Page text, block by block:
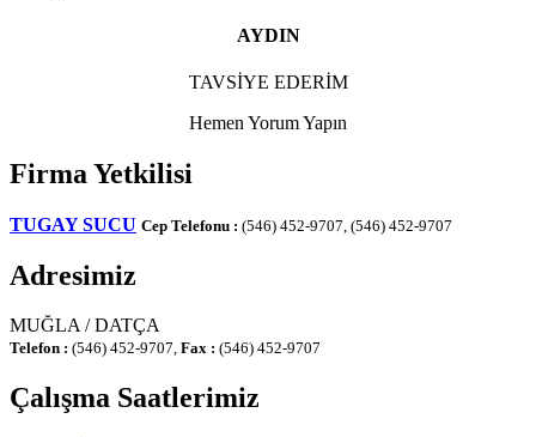
AYDIN
TAVSİYE EDERİM
Hemen Yorum Yapın
Firma Yetkilisi
TUGAY SUCU Cep Telefonu : (546) 452-9707, (546) 452-9707
Adresimiz
MUĞLA / DATÇA
Telefon : (546) 452-9707, Fax : (546) 452-9707
Çalışma Saatlerimiz